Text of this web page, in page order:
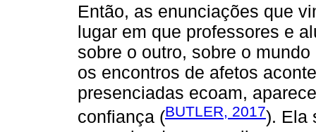
Então, as enunciações que
lugar em que professores e
sobre o outro, sobre o
os encontros de afetos
presenciadas ecoam,
confiança (BUTLER, 2017). Ela